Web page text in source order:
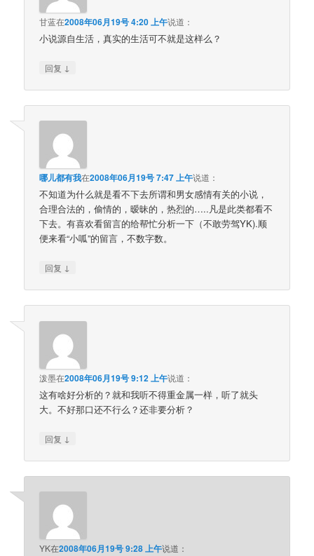
甘蓝在2008年06月19号 4:20 上午说道：
小说源自生活，真实的生活可不就是这样么？
回复 ↓
哪儿都有我在2008年06月19号 7:47 上午说道：
不知道为什么就是看不下去所谓和男女感情有关的小说，
合理合法的，偷情的，暧昧的，热烈的…..凡是此类都看不
下去。有喜欢看留言的给帮忙分析一下（不敢劳驾YK).顺
便来看“小呱”的留言，不数字数。
回复 ↓
泼墨在2008年06月19号 9:12 上午说道：
这有啥好分析的？就和我听不得重金属一样，听了就头
大。不好那口还不行么？还非要分析？
回复 ↓
YK在2008年06月19号 9:28 上午说道：